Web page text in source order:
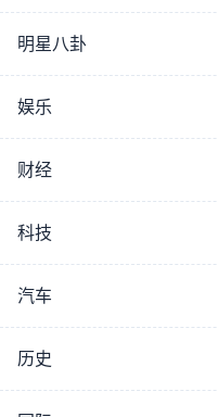
明星八卦
娱乐
财经
科技
汽车
历史